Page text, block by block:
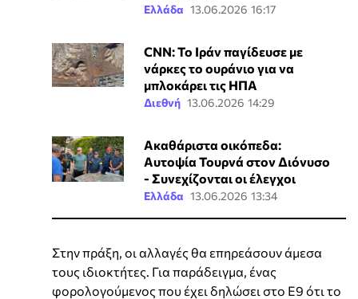
Ελλάδα 13.06.2026 16:17
CNN: Το Ιράν παγίδευσε με
νάρκες το ουράνιο για να
μπλοκάρει τις ΗΠΑ
Διεθνή 13.06.2026 14:29
Ακαθάριστα οικόπεδα:
Αυτοψία Τουρνά στον Διόνυσο
- Συνεχίζονται οι έλεγχοι
Ελλάδα 13.06.2026 13:34
Στην πράξη, οι αλλαγές θα επηρεάσουν άμεσα
τους ιδιοκτήτες. Για παράδειγμα, ένας
φορολογούμενος που έχει δηλώσει στο Ε9 ότι το